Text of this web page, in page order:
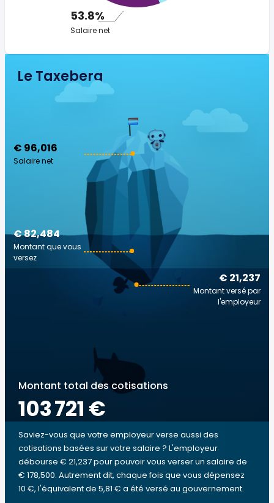
53.8%
Salaire net
Le Taxeberg
€ 96,016
Salaire net
€ 21,237
Montant versé par
l'employeur
€ 82,484
Montant que vous
versez
Montant total des cotisations
103 721 €
Saviez-vous que votre employeur verse aussi des
cotisations basées sur votre salaire ? L'employeur
débourse € 21,237 pour pouvoir vous verser un salaire de
€ 178,500. Autrement dit, chaque fois que vous dépensez
10 €, l'équivalent de 5,81 € a été versé au gouvernement.